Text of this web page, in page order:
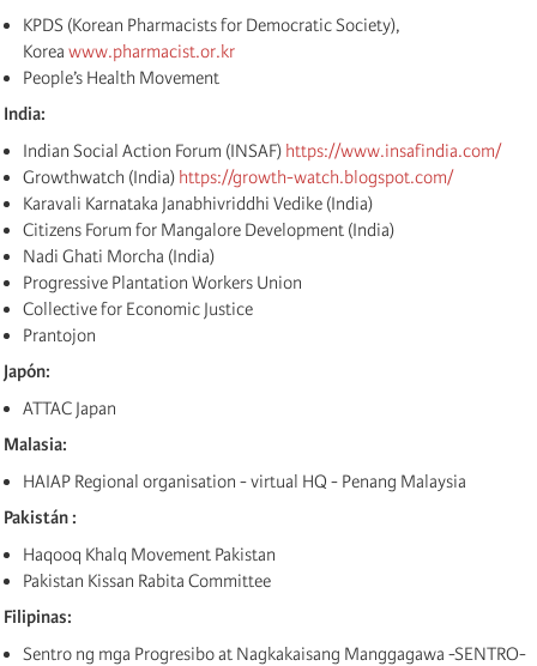
KPDS (Korean Pharmacists for Democratic Society),
Korea www.pharmacist.or.kr
People’s Health Movement
India:
Indian Social Action Forum (INSAF) https://www.insafindia.com/
Growthwatch (India) https://growth-watch.blogspot.com/
Karavali Karnataka Janabhivriddhi Vedike (India)
Citizens Forum for Mangalore Development (India)
Nadi Ghati Morcha (India)
Progressive Plantation Workers Union
Collective for Economic Justice
Prantojon
Japón:
ATTAC Japan
Malasia:
HAIAP Regional organisation - virtual HQ - Penang Malaysia
Pakistán :
Haqooq Khalq Movement Pakistan
Pakistan Kissan Rabita Committee
Filipinas:
Sentro ng mga Progresibo at Nagkakaisang Manggagawa -SENTRO-